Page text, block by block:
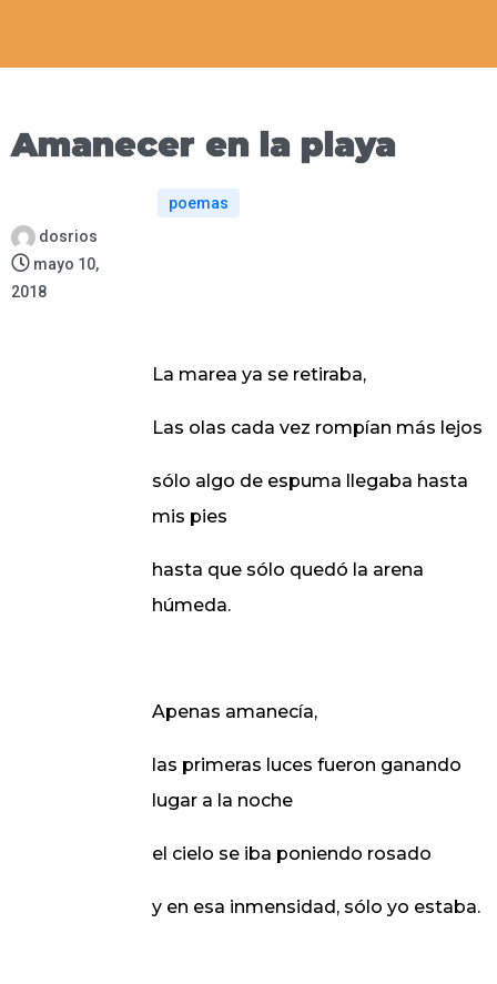
Amanecer en la playa
dosrios
mayo 10,
2018
poemas
La marea ya se retiraba,
Las olas cada vez rompían más lejos
sólo algo de espuma llegaba hasta
mis pies
hasta que sólo quedó la arena
húmeda.
Apenas amanecía,
las primeras luces fueron ganando
lugar a la noche
el cielo se iba poniendo rosado
y en esa inmensidad, sólo yo estaba.